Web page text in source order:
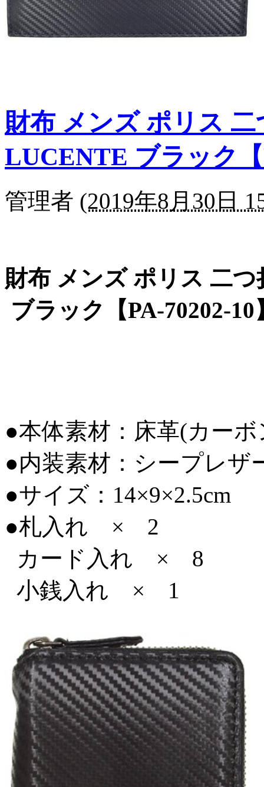
財布 メンズ ポリス
LUCENTE ブラック【
管理者 (2019年8月30日
財布 メンズ ポリス 二
ブラック【PA-70202-10
●本体素材：床革(カー
●内装素材：シープレザ
●サイズ：14×9×2.5cm
●札入れ × 2
カード入れ × 8
小銭入れ × 1